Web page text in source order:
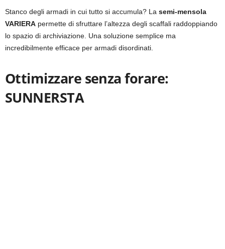
Stanco degli armadi in cui tutto si accumula? La semi-mensola
VARIERA permette di sfruttare l’altezza degli scaffali raddoppiando
lo spazio di archiviazione. Una soluzione semplice ma
incredibilmente efficace per armadi disordinati.
Ottimizzare senza forare:
SUNNERSTA